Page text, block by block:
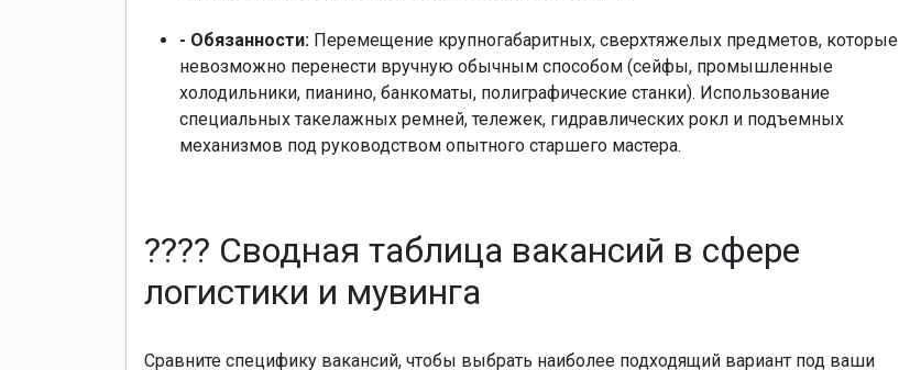
- Обязанности: Перемещение крупногабаритных, сверхтяжелых предметов, которые
невозможно перенести вручную обычным способом (сейфы, промышленные
холодильники, пианино, банкоматы, полиграфические станки). Использование
специальных такелажных ремней, тележек, гидравлических рокл и подъемных
механизмов под руководством опытного старшего мастера.
???? Сводная таблица вакансий в сфере
логистики и мувинга
Сравните специфику вакансий, чтобы выбрать наиболее подходящий вариант под ваши